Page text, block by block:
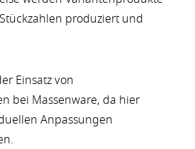
produziert und
Einsatz von
bei Massenware, da hier
Anpassungen